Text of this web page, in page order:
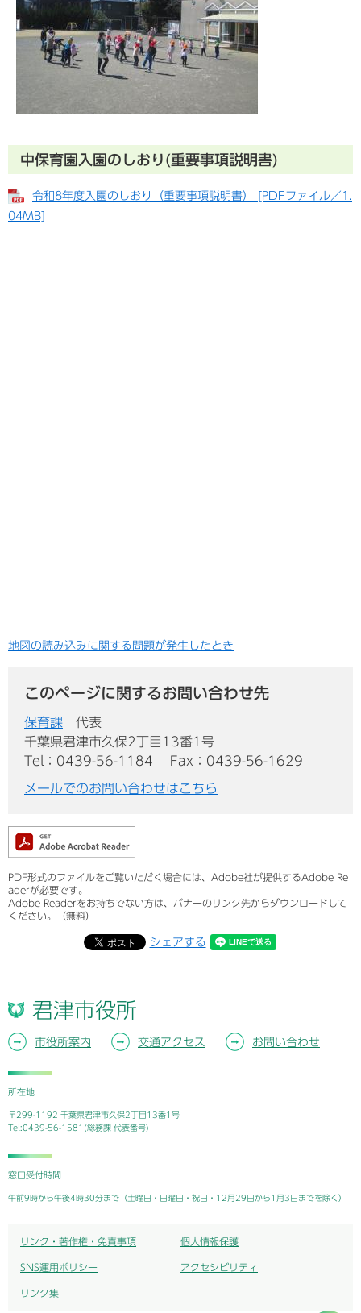
中保育園入園のしおり(重要事項説明書)
令和8年度入園のしおり（重要事項説明書） [PDFファイル／1.
04MB]
地図の読み込みに関する問題が発生したとき
このページに関するお問い合わせ先
保育課
代表
千葉県君津市久保2丁目13番1号
Tel：0439-56-1184
Fax：0439-56-1629
メールでのお問い合わせはこちら
PDF形式のファイルをご覧いただく場合には、Adobe社が提供するAdobe Re
aderが必要です。
Adobe Readerをお持ちでない方は、バナーのリンク先からダウンロードして
ください。（無料）
シェアする
君津市役所
市役所案内 交通アクセス お問い合わせ
所在地
〒299-1192 千葉県君津市久保2丁目13番1号
Tel:0439-56-1581(総務課 代表番号)
窓口受付時間
午前9時から午後4時30分まで（土曜日・日曜日・祝日・12月29日から1月3日までを除く）
リンク・著作権・免責事項 個人情報保護
SNS運用ポリシー アクセシビリティ
リンク集